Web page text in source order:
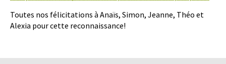
Toutes nos félicitations à Anaïs, Simon, Jeanne, Théo et
Alexia pour cette reconnaissance!